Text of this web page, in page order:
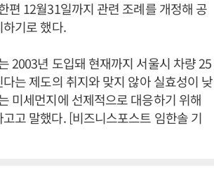
편 12월31일까지 관련 조례를 개정해 공
기로 했다.
2003년 도입돼 현재까지 서울시 차량 25
는 제도의 취지와 맞지 않아 실효성이 낮
미세먼지에 선제적으로 대응하기 위해
고 말했다. [비즈니스포스트 임한솔 기